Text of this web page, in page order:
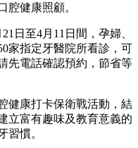
腔健康照顧。
日至4月11日間，孕婦、
家指定牙醫院所看診，可
先電話確認預約，節省等
健康打卡保衛戰活動，結
立富有趣味及教育意義的
習慣。